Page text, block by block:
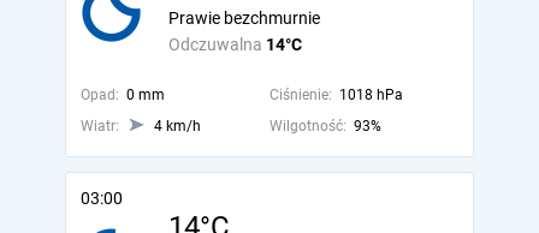
Odczuwalna 14°C
Prawie bezchmurnie
Opad: 0 mm Ciśnienie: 1018 hPa
Wiatr:
4 km/h Wilgotność: 93%
03:00